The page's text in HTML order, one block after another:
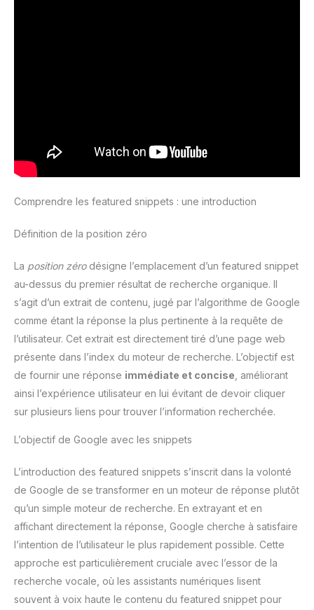
Comprendre les featured snippets : une introduction
Définition de la position zéro
La position zérodésigne l’emplacement d’un featured snippet
au-dessus du premier résultat de recherche organique. Il
s’agit d’un extrait de contenu, jugé par l’algorithme de Google
comme étant la réponse la plus pertinente à la requête de
l’utilisateur. Cet extrait est directement tiré d’une page web
présente dans l’index du moteur de recherche. L’objectif est
de fournir une réponse immédiate et concise , améliorant
ainsi l’expérience utilisateur en lui évitant de devoir cliquer
sur plusieurs liens pour trouver l’information recherchée.
L’objectif de Google avec les snippets
L’introduction des featured snippets s’inscrit dans la volonté
de Google de se transformer en un moteur de réponse plutôt
qu’un simple moteur de recherche. En extrayant et en
affichant directement la réponse, Google cherche à satisfaire
l’intention de l’utilisateur le plus rapidement possible. Cette
approche est particulièrement cruciale avec l’essor de la
recherche vocale, où les assistants numériques lisent
souvent à voix haute le contenu du featured snippet pour